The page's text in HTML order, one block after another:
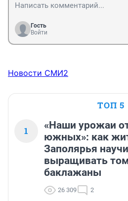
Гость
Войти
Новости СМИ2
ТОП 5
1
«Наши урожаи
южных»: как
Заполярья
выращивать
баклажаны
26 309 2